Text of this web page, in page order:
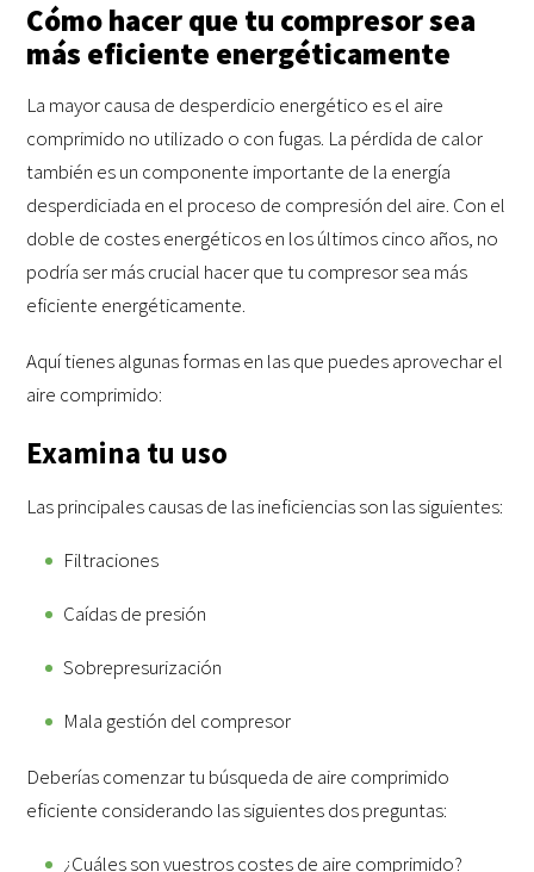
Cómo hacer que tu compresor sea
más eficiente energéticamente
La mayor causa de desperdicio energético es el aire
comprimido no utilizado o con fugas. La pérdida de calor
también es un componente importante de la energía
desperdiciada en el proceso de compresión del aire. Con el
doble de costes energéticos en los últimos cinco años, no
podría ser más crucial hacer que tu compresor sea más
eficiente energéticamente.
Aquí tienes algunas formas en las que puedes aprovechar el
aire comprimido:
Examina tu uso
Las principales causas de las ineficiencias son las siguientes:
Filtraciones
Caídas de presión
Sobrepresurización
Mala gestión del compresor
Deberías comenzar tu búsqueda de aire comprimido
eficiente considerando las siguientes dos preguntas:
¿Cuáles son vuestros costes de aire comprimido?